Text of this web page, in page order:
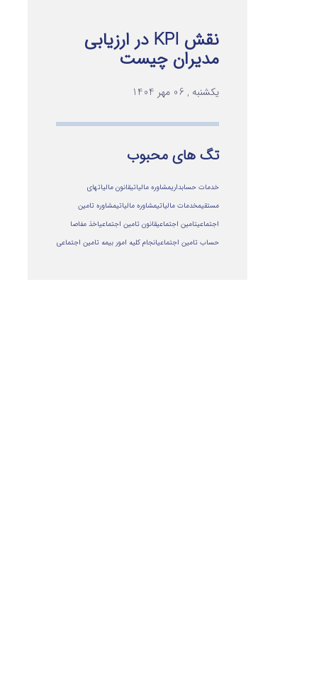
نقش KPI در ارزیابی
مدیران چیست
یکشنبه , 06 مهر 1404
تگ های محبوب
خدمات حسابداریمشاوره مالیاتیقانون مالیاتهای
مستقیمخدمات مالیاتیمشاوره مالياتيمشاوره تامین
اجتماعیتامین اجتماعیقانون تامین اجتماعیاخذ مفاصا
حساب تامین اجتماعیانجام کلیه امور بیمه تامین اجتماعی